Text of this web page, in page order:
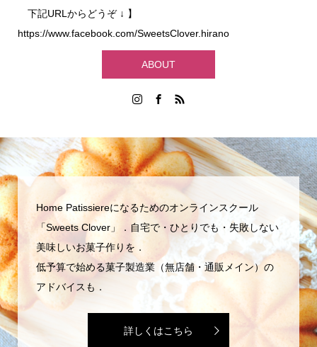
下記URLからどうぞ ↓ 】
https://www.facebook.com/SweetsClover.hirano
ABOUT
Home Patissiereになるためのオンラインスクール
「Sweets Clover」．自宅で・ひとりでも・失敗しない
美味しいお菓子作りを．
低予算で始める菓子製造業（無店舗・通販メイン）の
アドバイスも．
詳しくはこちら